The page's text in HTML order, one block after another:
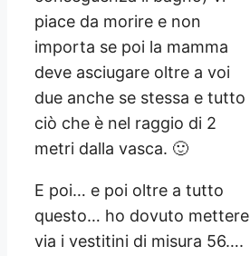
piace da morire e non
importa se poi la mamma
deve asciugare oltre a voi
due anche se stessa e tutto
ciò che è nel raggio di 2
metri dalla vasca. 🙂
E poi… e poi oltre a tutto
questo… ho dovuto mettere
via i vestitini di misura 56….